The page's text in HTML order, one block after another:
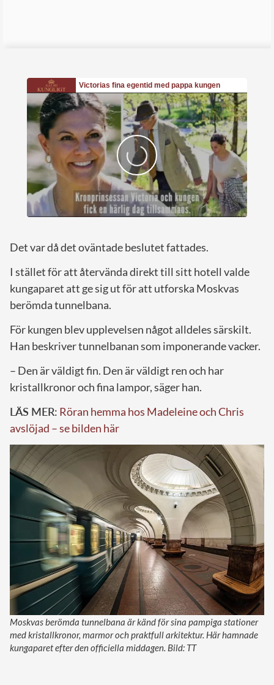
Det var då det oväntade beslutet fattades.
I stället för att återvända direkt till sitt hotell valde
kungaparet att ge sig ut för att utforska Moskvas
berömda tunnelbana.
För kungen blev upplevelsen något alldeles särskilt.
Han beskriver tunnelbanan som imponerande vacker.
– Den är väldigt fin. Den är väldigt ren och har
kristallkronor och fina lampor, säger han.
LÄS MER: Röran hemma hos Madeleine och Chris
avslöjad – se bilden här
Moskvas berömda tunnelbana är känd för sina pampiga stationer
med kristallkronor, marmor och praktfull arkitektur. Här hamnade
kungaparet efter den officiella middagen. Bild: TT